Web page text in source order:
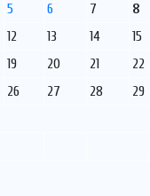
5 6 7 8
12 13 14 15
19 20 21 22
26 27 28 29